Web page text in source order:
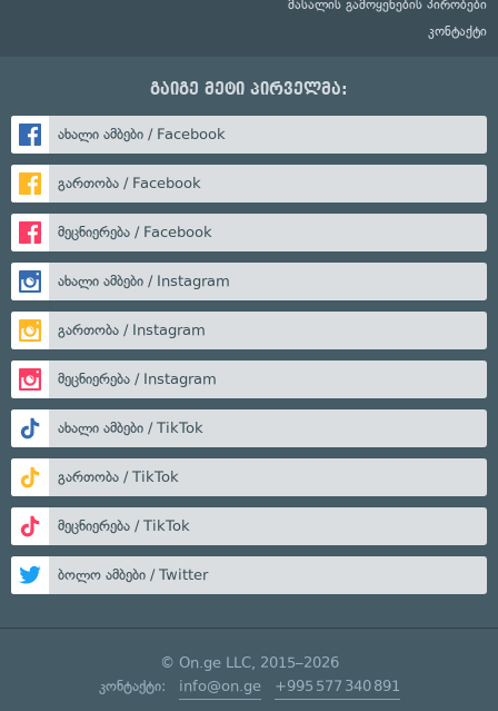
მასალის გამოყენების პირობები
კონტაქტი
გაიგე მეტი პირველმა:
ახალი ამბები / Facebook
გართობა / Facebook
მეცნიერება / Facebook
ახალი ამბები / Instagram
გართობა / Instagram
მეცნიერება / Instagram
ახალი ამბები / TikTok
გართობა / TikTok
მეცნიერება / TikTok
ბოლო ამბები / Twitter
© On.ge LLC, 2015–2026
კონტაქტი: info@on.ge +995 577 340 891